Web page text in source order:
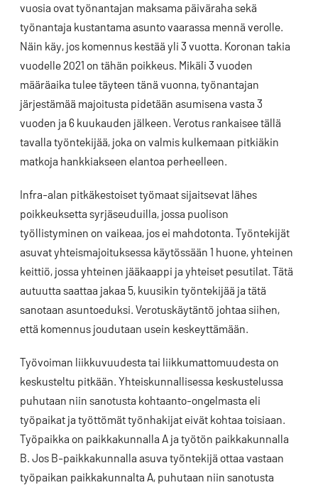
vuosia ovat työnantajan maksama päiväraha sekä
työnantaja kustantama asunto vaarassa mennä verolle.
Näin käy, jos komennus kestää yli 3 vuotta. Koronan takia
vuodelle 2021 on tähän poikkeus. Mikäli 3 vuoden
määräaika tulee täyteen tänä vuonna, työnantajan
järjestämää majoitusta pidetään asumisena vasta 3
vuoden ja 6 kuukauden jälkeen. Verotus rankaisee tällä
tavalla työntekijää, joka on valmis kulkemaan pitkiäkin
matkoja hankkiakseen elantoa perheelleen.
Infra-alan pitkäkestoiset työmaat sijaitsevat lähes
poikkeuksetta syrjäseuduilla, jossa puolison
työllistyminen on vaikeaa, jos ei mahdotonta. Työntekijät
asuvat yhteismajoituksessa käytössään 1 huone, yhteinen
keittiö, jossa yhteinen jääkaappi ja yhteiset pesutilat. Tätä
autuutta saattaa jakaa 5, kuusikin työntekijää ja tätä
sanotaan asuntoeduksi. Verotuskäytäntö johtaa siihen,
että komennus joudutaan usein keskeyttämään.
Työvoiman liikkuvuudesta tai liikkumattomuudesta on
keskusteltu pitkään. Yhteiskunnallisessa keskustelussa
puhutaan niin sanotusta kohtaanto-ongelmasta eli
työpaikat ja työttömät työnhakijat eivät kohtaa toisiaan.
Työpaikka on paikkakunnalla A ja työtön paikkakunnalla
B. Jos B-paikkakunnalla asuva työntekijä ottaa vastaan
työpaikan paikkakunnalta A, puhutaan niin sanotusta